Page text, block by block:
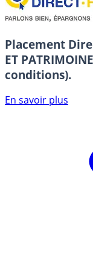
Placement
ET
conditions).
En savoir plus